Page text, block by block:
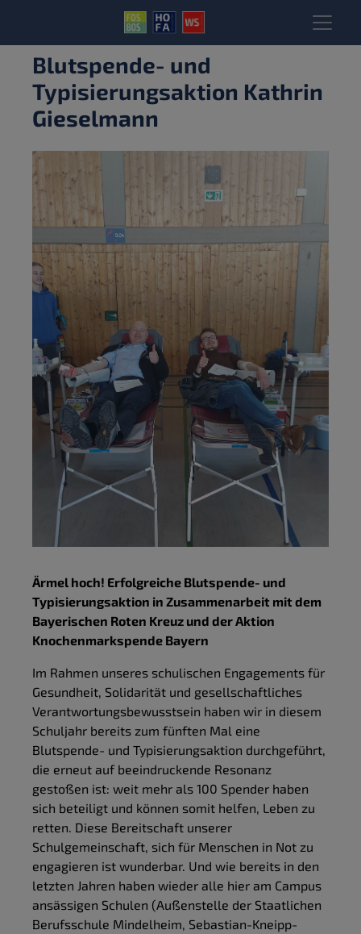
Blutspende- und
Typisierungsaktion Kathrin
Gieselmann
Ärmel hoch! Erfolgreiche Blutspende- und
Typisierungsaktion in Zusammenarbeit mit dem
Bayerischen Roten Kreuz und der Aktion
Knochenmarkspende Bayern
Im Rahmen unseres schulischen Engagements für
Gesundheit, Solidarität und gesellschaftliches
Verantwortungsbewusstsein haben wir in diesem
Schuljahr bereits zum fünften Mal eine
Blutspende- und Typisierungsaktion durchgeführt,
die erneut auf beeindruckende Resonanz
gestoßen ist: weit mehr als 100 Spender haben
sich beteiligt und können somit helfen, Leben zu
retten. Diese Bereitschaft unserer
Schulgemeinschaft, sich für Menschen in Not zu
engagieren ist wunderbar. Und wie bereits in den
letzten Jahren haben wieder alle hier am Campus
ansässigen Schulen (Außenstelle der Staatlichen
Berufsschule Mindelheim, Sebastian-Kneipp-